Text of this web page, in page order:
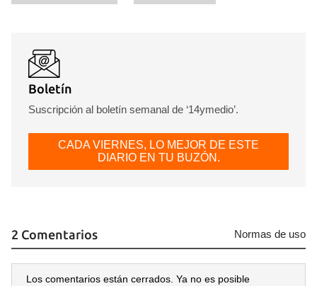
Boletín
Suscripción al boletín semanal de ‘14ymedio’.
CADA VIERNES, LO MEJOR DE ESTE
DIARIO EN TU BUZÓN.
2 Comentarios Normas de uso
Los comentarios están cerrados. Ya no es posible